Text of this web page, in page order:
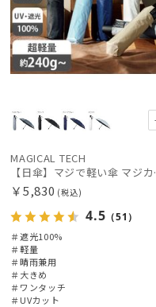
MAGICAL TECH
【日傘】マジで軽い傘
￥5,830 (税込)
4.5 （51）
＃遮光100%
＃軽量
＃晴雨兼用
＃大きめ
＃ワンタッチ
＃UVカット